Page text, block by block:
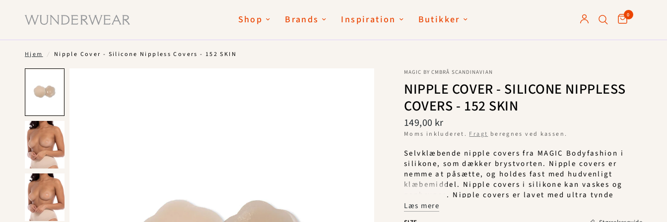
Shop Brands Inspiration Butikker 0
Hjem / Nipple Cover - Silicone Nippless Covers - 152 SKIN
MAGIC BY CMBRÅ SCANDINAVIAN
NIPPLE COVER - SILICONE NIPPLESS
COVERS - 152 SKIN
149,00 kr
Moms inkluderet. Fragt beregnes ved kassen.
Selvklæbende nipple covers fra MAGIC Bodyfashion i
silikone, som dækker brystvorten. Nipple covers er
nemme at påsætte, og holdes fast med hudvenligt
klæbemiddel. Nipple covers i silikone kan vaskes og
genbruges. Nipple covers er lavet med ultra tynde
kanter og kan bæres med eller uden bh. De er usynlige
Læs mere